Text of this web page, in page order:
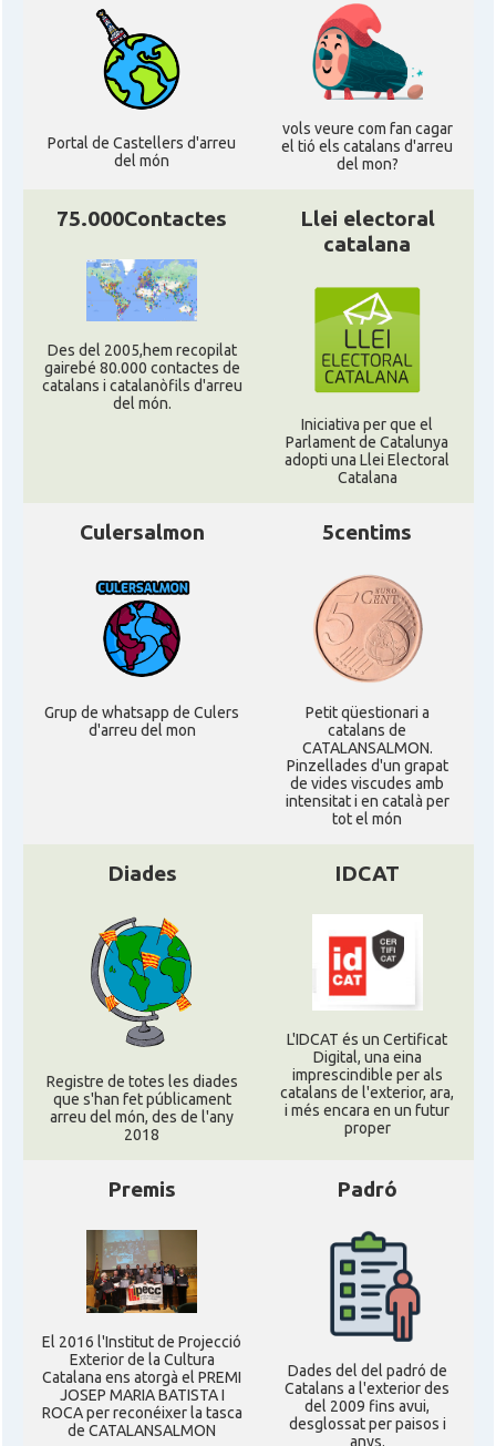
Portal de Castellers d'arreu
del món
vols veure com fan cagar
el tió els catalans d'arreu
del mon?
75.000Contactes
Des del 2005,hem recopilat
gairebé 80.000 contactes de
catalans i catalanòfils d'arreu
del món.
Llei electoral
catalana
Iniciativa per que el
Parlament de Catalunya
adopti una Llei Electoral
Catalana
Culersalmon
Grup de whatsapp de Culers
d'arreu del mon
5centims
Petit qüestionari a
catalans de
CATALANSALMON.
Pinzellades d'un grapat
de vides viscudes amb
intensitat i en català per
tot el món
Diades
Registre de totes les diades
que s'han fet públicament
arreu del món, des de l'any
2018
IDCAT
L'IDCAT és un Certificat
Digital, una eina
imprescindible per als
catalans de l'exterior, ara,
i més encara en un futur
proper
Premis
El 2016 l'Institut de Projecció
Exterior de la Cultura
Catalana ens atorgà el PREMI
JOSEP MARIA BATISTA I
ROCA per reconéixer la tasca
de CATALANSALMON
Padró
Dades del del padró de
Catalans a l'exterior des
del 2009 fins avui,
desglossat per paisos i
anys.